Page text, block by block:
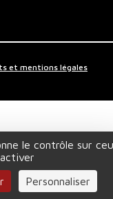
le contrôle sur
Personnaliser
et mentions légales